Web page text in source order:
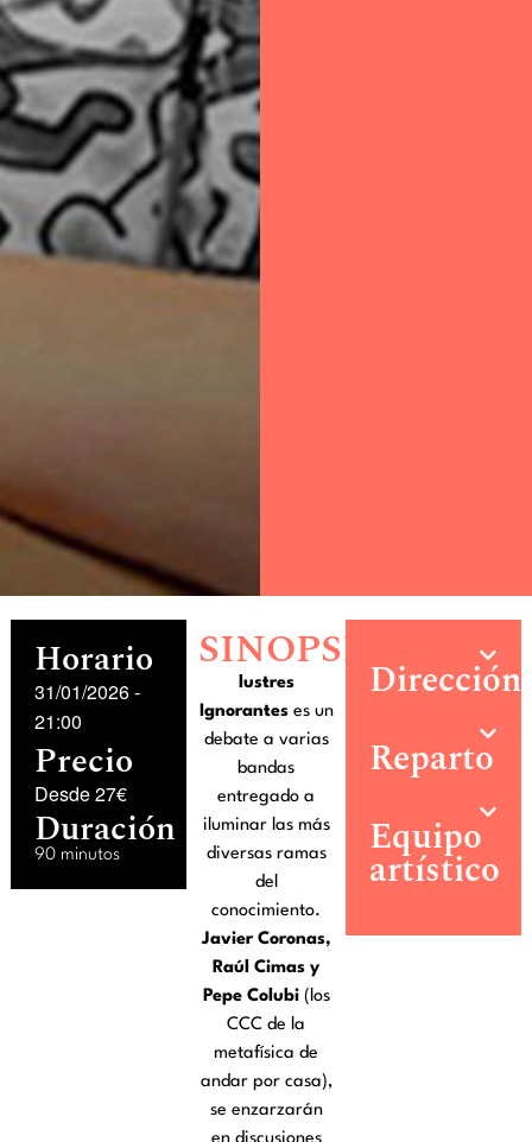
Horario
31/01/2026-
21:00
Precio
Desde 27€
Duración
90 minutos
SINOPSIS
lustres
Ignoranteses un
debate a varias
bandas
entregado a
iluminar las más
diversas ramas
del
conocimiento.
Javier Coronas,
Raúl Cimas y
Pepe Colubi(los
CCC de la
metafísica de
andar por casa),
se enzarzarán
Dirección
Reparto
Equipo
artístico